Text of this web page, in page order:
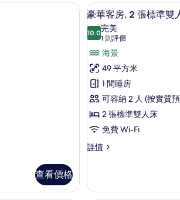
2 張標準雙人床, 城市景 | 手提電腦工作空間、熨斗/
查看價格
載
入
所
有
豪
華
客
房,
2
張
雙
5
豪華客房, 2 張標準雙
10.010.0 分，滿分 10 分
完美
1 則評價
(1
則
評
價)
海景
49 平方米
1 間睡房
可容納 2 人 (按實質
2 張標準雙人床
免費 Wi-Fi
詳情
豪
2